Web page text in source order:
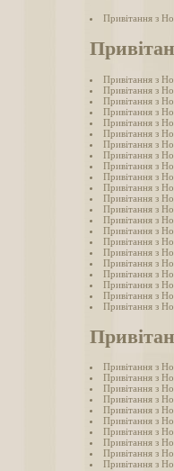
Привітання з
Привітання з
Привітання з
Привітання з
Привітання з
Привітання з
Привітання з
Привітання з
Привітання з
Привітання з
Привітання з
Привітання з
Привітання з
Привітання з
Привітання з
Привітання з
Привітання з
Привітання з
Привітання з
Привітання з
Привітання з
Привітання з
Привітання з
Привітання з
Привітання з
Привітання з
Привітання з
Привітання з
Привітання з
Привітання з
Привітання з
Привітання з
Привітання з